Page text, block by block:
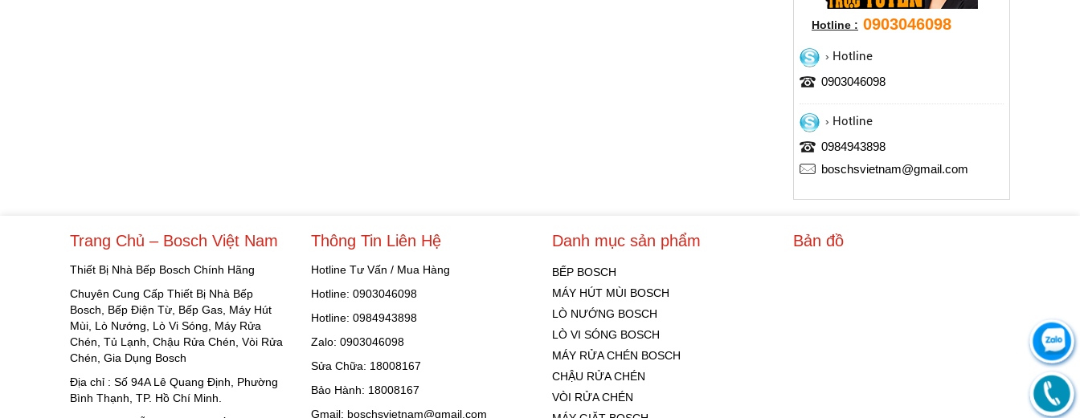
Hotline : 0903046098
Hotline
0903046098
Hotline
0984943898
boschsvietnam@gmail.com
Trang Chủ – Bosch Việt Nam
Thiết Bị Nhà Bếp Bosch Chính Hãng
Chuyên Cung Cấp Thiết Bị Nhà Bếp
Bosch, Bếp Điện Từ, Bếp Gas, Máy Hút
Mùi, Lò Nướng, Lò Vi Sóng, Máy Rửa
Chén, Tủ Lạnh, Chậu Rửa Chén, Vòi Rửa
Chén, Gia Dụng Bosch
Địa chỉ : Số 94A Lê Quang Định, Phường
Bình Thạnh, TP. Hồ Chí Minh.
Thông Tin Liên Hệ
Hotline Tư Vấn / Mua Hàng
Hotline: 0903046098
Hotline: 0984943898
Zalo: 0903046098
Sửa Chữa: 18008167
Bảo Hành: 18008167
Gmail: boschsvietnam@gmail.com
Danh mục sản phẩm
BẾP BOSCH
MÁY HÚT MÙI BOSCH
LÒ NƯỚNG BOSCH
LÒ VI SÓNG BOSCH
MÁY RỬA CHÉN BOSCH
CHẬU RỬA CHÉN
VÒI RỬA CHÉN
Bản đồ